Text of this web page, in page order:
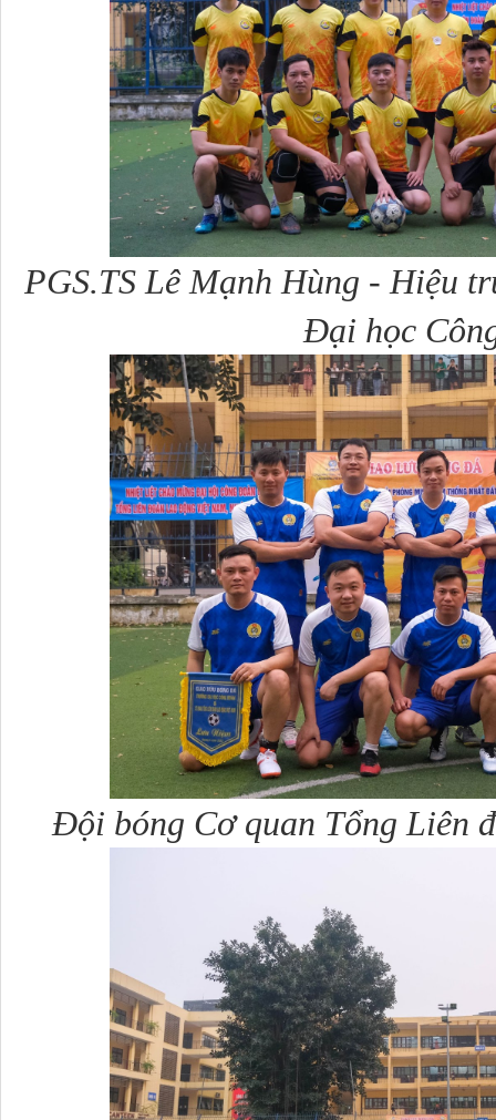
PGS.TS Lê Mạnh Hùng - Hiệu
Đại học
Đội bóng Cơ quan Tổng Liên